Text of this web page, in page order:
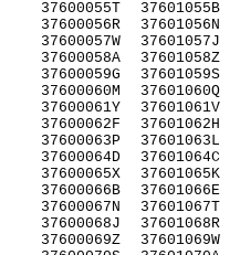
37600055T
37600056R
37600057W
37600058A
37600059G
37600060M
37600061Y
37600062F
37600063P
37600064D
37600065X
37600066B
37600067N
37600068J
37600069Z
37601055B
37601056N
37601057J
37601058Z
37601059S
37601060Q
37601061V
37601062H
37601063L
37601064C
37601065K
37601066E
37601067T
37601068R
37601069W